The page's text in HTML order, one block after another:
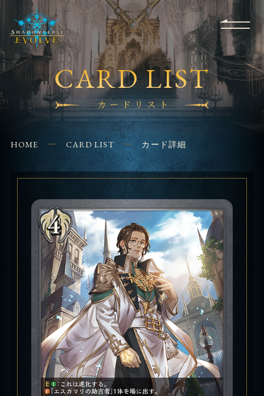
Q&A
EVENT SHOPS
FOR
BEGINNERS
APPLICATION
CONTACT
CARD LIST
カードリスト
HOME CARD LIST カード詳細